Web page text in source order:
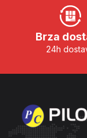
Brza
24h